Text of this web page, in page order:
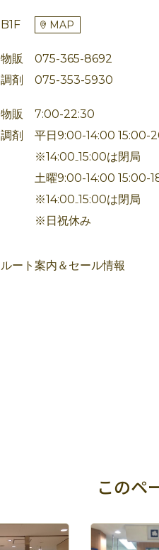
B1F MAP
物販 075-365-8692
調剤 075-353-5930
物販 7:00-22:30
調剤 平日9:00-14:00 15:00-
※14:00₋15:00は閉局
土曜9:00-14:00 15:00-
※14:00₋15:00は閉局
※日祝休み
ルート案内＆セール情報
このペ